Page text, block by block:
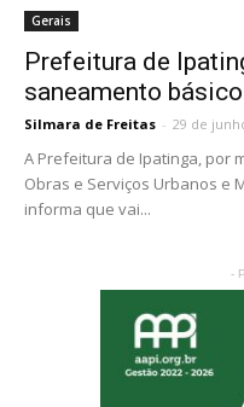
Gerais
Prefeitura de
saneamento
Silmara de Freitas - 29 de
A Prefeitura de Ipatinga, por
Obras e Serviços Urbanos e
informa que vai...
-